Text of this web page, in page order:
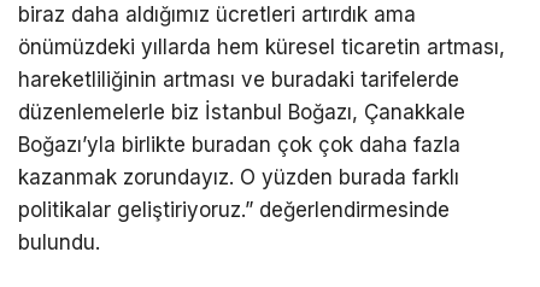
biraz daha aldığımız ücretleri artırdık ama
önümüzdeki yıllarda hem küresel ticaretin artması,
hareketliliğinin artması ve buradaki tarifelerde
düzenlemelerle biz İstanbul Boğazı, Çanakkale
Boğazı’yla birlikte buradan çok çok daha fazla
kazanmak zorundayız. O yüzden burada farklı
politikalar geliştiriyoruz.” değerlendirmesinde
bulundu.